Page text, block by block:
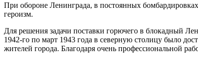
При обороне Ленинграда, в постоянных
героизм.
Для решения задачи поставки горючего в блокадный
1942-го по март 1943 года в северную столицу было
жителей города. Благодаря очень профессиональной